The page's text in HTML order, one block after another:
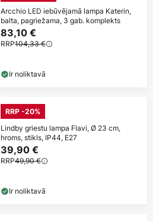
Arcchio LED iebūvējamā lampa Katerin,
balta, pagriežama, 3 gab. komplekts
83,10 €
RRP104,33 €
Ir noliktavā
RRP -20%
Lindby griestu lampa Flavi, Ø 23 cm,
hroms, stikls, IP44, E27
39,90 €
RRP49,90 €
Ir noliktavā